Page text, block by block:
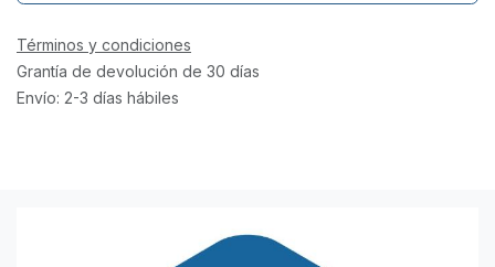
Términos y condiciones
Grantía de devolución de 30 días
Envío: 2-3 días hábiles